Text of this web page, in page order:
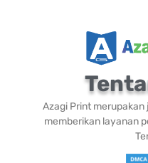
Azagi Print
memberikan layanan